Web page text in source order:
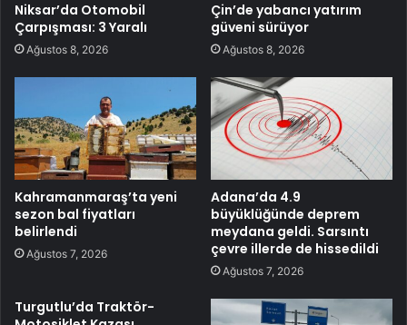
Niksar’da Otomobil
Çarpışması: 3 Yaralı
Ağustos 8, 2026
Çin’de yabancı yatırım
güveni sürüyor
Ağustos 8, 2026
Kahramanmaraş’ta yeni
sezon bal fiyatları
belirlendi
Ağustos 7, 2026
Adana’da 4.9
büyüklüğünde deprem
meydana geldi. Sarsıntı
çevre illerde de hissedildi
Ağustos 7, 2026
Turgutlu’da Traktör-